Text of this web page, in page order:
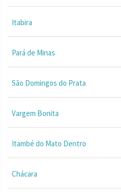
Itabira
Pará de Minas
São Domingos do Prata
Vargem Bonita
Itambé do Mato Dentro
Chácara